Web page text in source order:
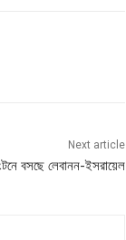
Next article
বসছে লেবানন-ইসরায়েল